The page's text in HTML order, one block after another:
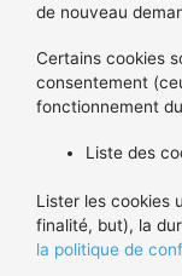
de nouveau
Certains cookies
consentement
fonctionnement
Liste des
Lister les cookies
finalité, but), la
la politique de